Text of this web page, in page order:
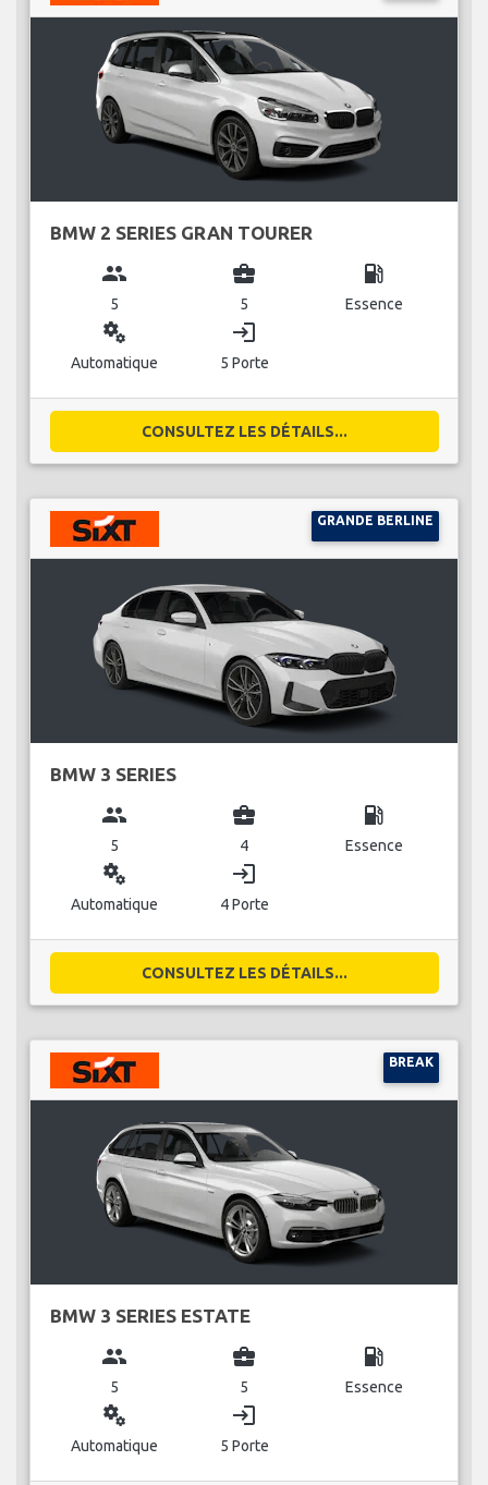
BMW 2 SERIES GRAN TOURER
group
5
business_center
5
local_gas_station
Essence
miscellaneous_services
Automatique
login
5 Porte
CONSULTEZ LES DÉTAILS...
GRANDE BERLINE
BMW 3 SERIES
group
5
business_center
4
local_gas_station
Essence
miscellaneous_services
Automatique
login
4 Porte
CONSULTEZ LES DÉTAILS...
BREAK
BMW 3 SERIES ESTATE
group
5
business_center
5
local_gas_station
Essence
miscellaneous_services
Automatique
login
5 Porte